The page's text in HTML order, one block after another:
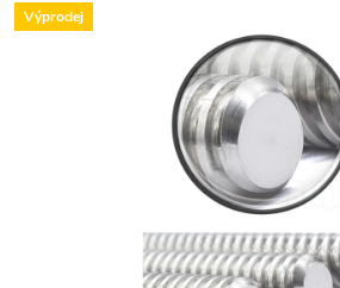
Výprodej